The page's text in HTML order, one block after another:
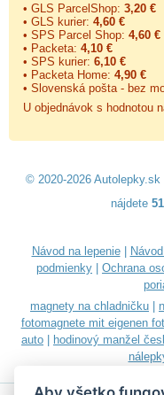
• GLS ParcelShop: 3,20 €
• GLS kurier: 4,60 €
• SPS Parcel Shop: 4,60 €
• Packeta: 4,10 €
• SPS kurier: 6,10 €
• Packeta Home: 4,90 €
• Slovenská pošta - bez
U objednávok s hodnotou
© 2020-2026 Autolepky.sk
nájdete
Návod na lepenie|
podmienky
Ochrana
magnety na chladničku
fotomagnete mit eigenen
auto
hodinový manžel